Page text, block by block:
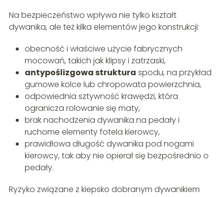
Na bezpieczeństwo wpływa nie tylko kształt
dywanika, ale też kilka elementów jego konstrukcji:
obecność i właściwe użycie fabrycznych
mocowań, takich jak klipsy i zatrzaski,
antypoślizgowa struktura spodu, na przykład
gumowe kolce lub chropowata powierzchnia,
odpowiednia sztywność krawędzi, która
ogranicza rolowanie się maty,
brak nachodzenia dywanika na pedały i
ruchome elementy fotela kierowcy,
prawidłowa długość dywanika pod nogami
kierowcy, tak aby nie opierał się bezpośrednio o
pedały.
Ryzyko związane z kiepsko dobranym dywanikiem